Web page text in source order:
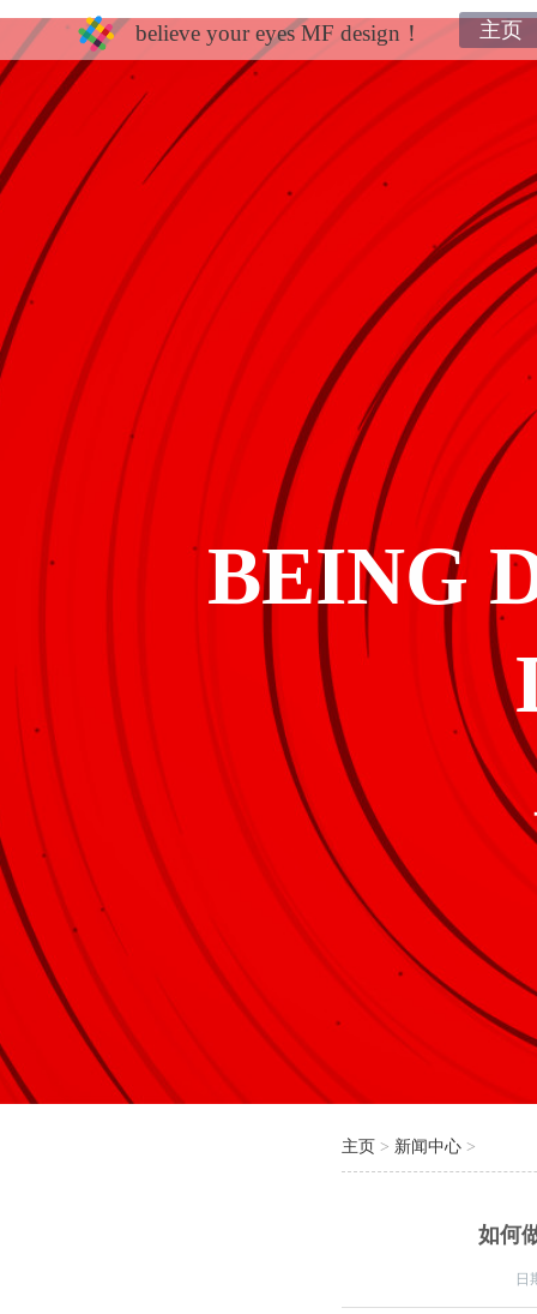
believe your eyes MF design！ 主页
BEING
主页 > 新闻中心 >
如何
日